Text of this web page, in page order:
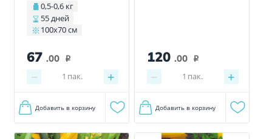
0,5-0,6 кг
55 дней
100х70 см
67 .00 i
− +
1 пак.
Добавить в корзину
120 .00 i
− +
1 пак.
Добавить в корзину